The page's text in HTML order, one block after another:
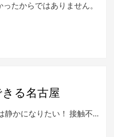
たからではありません。
る名古屋
静かになりたい！ 接触不…